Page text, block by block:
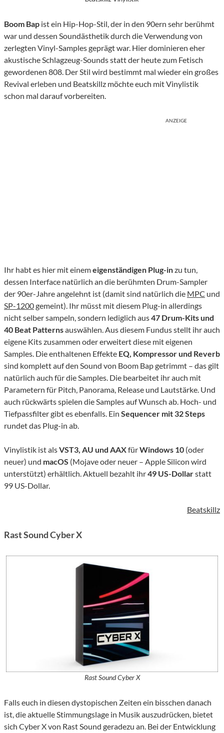
Boom Bap ist ein Hip-Hop-Stil, der in den 90ern sehr berühmt
war und dessen Soundästhetik durch die Verwendung von
zerlegten Vinyl-Samples geprägt war. Hier dominieren eher
akustische Schlagzeug-Sounds statt der heute zum Fetisch
gewordenen 808. Der Stil wird bestimmt mal wieder ein großes
Revival erleben und Beatskillz möchte euch mit Vinylistik
schon mal darauf vorbereiten.
ANZEIGE
Ihr habt es hier mit einemeigenständigen Plug-inzu tun,
dessen Interface natürlich an die berühmten Drum-Sampler
der 90er-Jahre angelehnt ist (damit sind natürlich die MPC und
SP-1200gemeint). Ihr müsst mit diesem Plug-in allerdings
nicht selber sampeln, sondern lediglich aus47 Drum-Kits und
40 Beat Patternsauswählen. Aus diesem Fundus stellt ihr auch
eigene Kits zusammen oder erweitert diese mit eigenen
Samples. Die enthaltenen Effekte EQ, Kompressor und Reverb
sind komplett auf den Sound von Boom Bap getrimmt – das gilt
natürlich auch für die Samples. Die bearbeitet ihr auch mit
Parametern für Pitch, Panorama, Release und Lautstärke. Und
auch rückwärts spielen die Samples auf Wunsch ab. Hoch- und
Tiefpassfilter gibt es ebenfalls. Ein Sequencer mit 32 Steps
rundet das Plug-in ab.
Vinylistik ist alsVST3, AU und AAXfürWindows 10 (oder
neuer) und macOS (Mojave oder neuer – Apple Silicon wird
unterstützt) erhältlich. Aktuell bezahlt ihr49 US-Dollarstatt
99 US-Dollar.
Beatskillz
Rast Sound Cyber X
Rast Sound Cyber X
Falls euch in diesen dystopischen Zeiten ein bisschen danach
ist, die aktuelle Stimmungslage in Musik auszudrücken, bietet
sich Cyber X von Rast Sound geradezu an. Bei der Entwicklung